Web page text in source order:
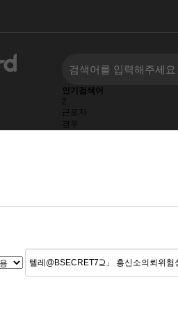
인기검색어
2
근로자
경우